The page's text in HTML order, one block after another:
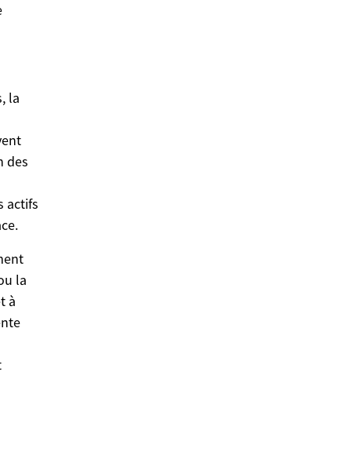
la
des
actifs
la
à